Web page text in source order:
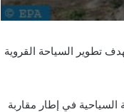
بهدف تطوير السياحة القروية
السياحية في إطار مقاربة